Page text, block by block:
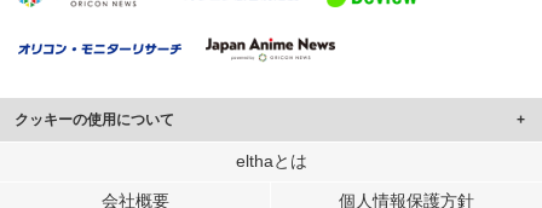
クッキーの使用について
このサイトでは Cookie を使用して、ユーザーに合わせたコンテンツや広告の
行っています。
elthaとは
会社概要 個人情報保護方針